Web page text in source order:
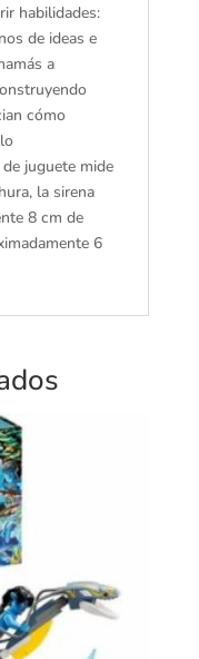
habilidades:
de ideas e
a
cómo
juguete mide
la sirena
8 cm de
6